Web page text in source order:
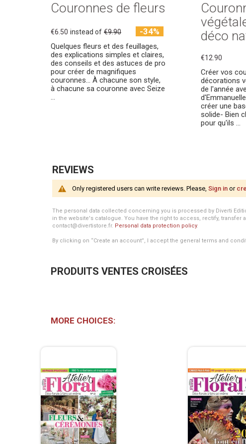
Couronnes de fleurs
€6.50 instead of €9.90 -34%
Quelques fleurs et des feuillages,
des explications simples et claires,
des conseils et des astuces de pro
pour créer de magnifiques
couronnes... À chacune son style,
à chacune sa couronne avec Seize
...
déco
€12.90
Créer vos
décorations
de l'année
créer une
solide- Bien
pour qu'ils ...
REVIEWS
Only registered users can write reviews. Please, Sign in or
The personal data collected concerning you is processed by Diverti
in the website's catalogue. You have the right to access, rectify, transfer
contact@divertistore.fr. Personal data protection policy.
By clicking on “Create an account”, I accept the general terms and
PRODUITS VENTES CROISÉES
MORE CHOICES: